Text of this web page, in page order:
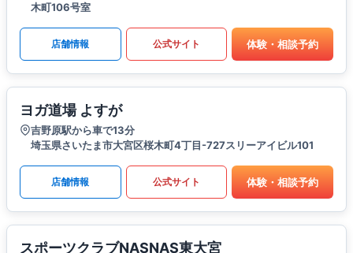
木町106号室
店舗情報 公式サイト 体験・相談予約
ヨガ道場 よすが
吉野原駅から車で13分
埼玉県さいたま市大宮区桜木町4丁目-727スリーアイビル101
店舗情報 公式サイト 体験・相談予約
スポーツクラブNASNAS東大宮